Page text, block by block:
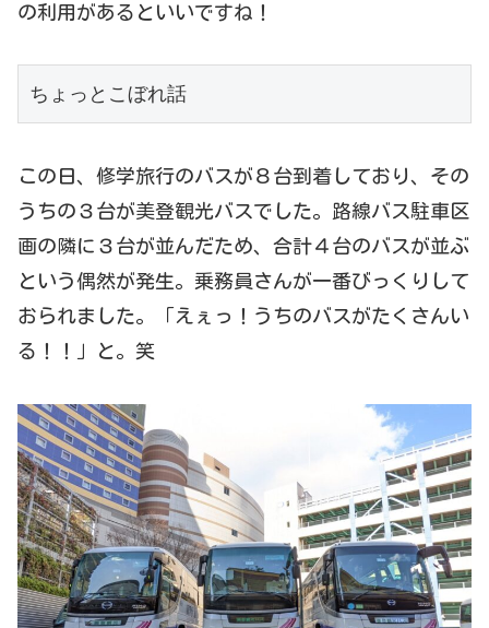
の利用があるといいですね！
ちょっとこぼれ話
この日、修学旅行のバスが８台到着しており、その
うちの３台が美登観光バスでした。路線バス駐車区
画の隣に３台が並んだため、合計４台のバスが並ぶ
という偶然が発生。乗務員さんが一番びっくりして
おられました。「えぇっ！うちのバスがたくさんい
る！！」と。笑